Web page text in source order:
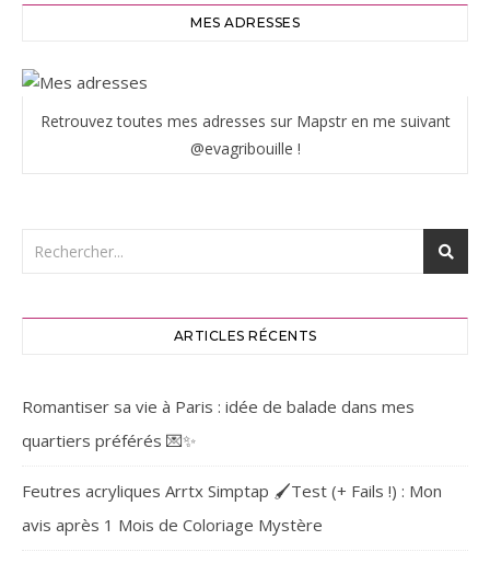
MES ADRESSES
Retrouvez toutes mes adresses sur Mapstr en me suivant
@evagribouille !
ARTICLES RÉCENTS
Romantiser sa vie à Paris : idée de balade dans mes
quartiers préférés 💌✨
Feutres acryliques Arrtx Simptap 🖌️Test (+ Fails !) : Mon
avis après 1 Mois de Coloriage Mystère